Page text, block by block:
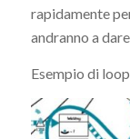
rapidamente
andranno a
Esempio di